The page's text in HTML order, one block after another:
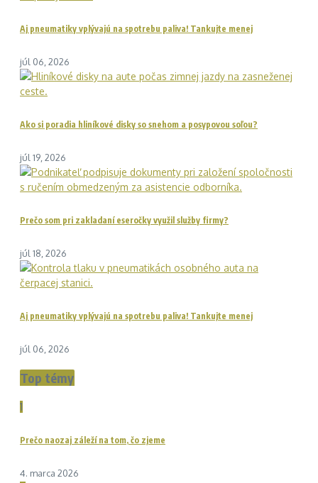
Aj pneumatiky vplývajú na spotrebu paliva! Tankujte menej
júl 06, 2026
Ako si poradia hliníkové disky so snehom a posypovou soľou?
júl 19, 2026
Prečo som pri zakladaní eseročky využil služby firmy?
júl 18, 2026
Aj pneumatiky vplývajú na spotrebu paliva! Tankujte menej
júl 06, 2026
Top témy
1
Prečo naozaj záleží na tom, čo zjeme
4. marca 2026